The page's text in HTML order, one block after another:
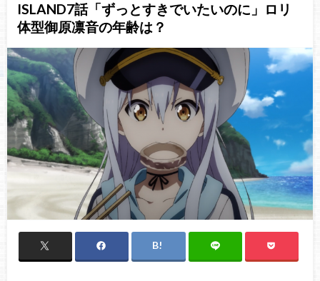
ISLAND7話「ずっとすきでいたいのに」ロリ
体型御原凛音の年齢は？